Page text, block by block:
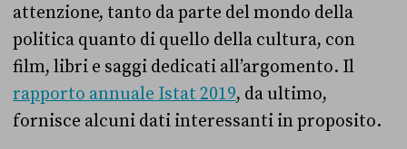
attenzione, tanto da parte del mondo della
politica quanto di quello della cultura, con
film, libri e saggi dedicati all’argomento. Il
rapporto annuale Istat 2019, da ultimo,
fornisce alcuni dati interessanti in proposito.